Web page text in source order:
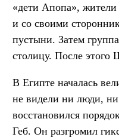
«дети Апопа»,
и со своими
пустыни. Затем
столицу. После этого
В Египте началась
не видели ни люди,
восстановился
Геб. Он разгромил